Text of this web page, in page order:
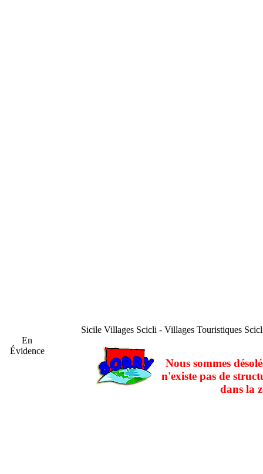
En
Évidence
Sicile Villages Scicli - Villages Touristiques
Nous sommes
n'existe pas de
dans la